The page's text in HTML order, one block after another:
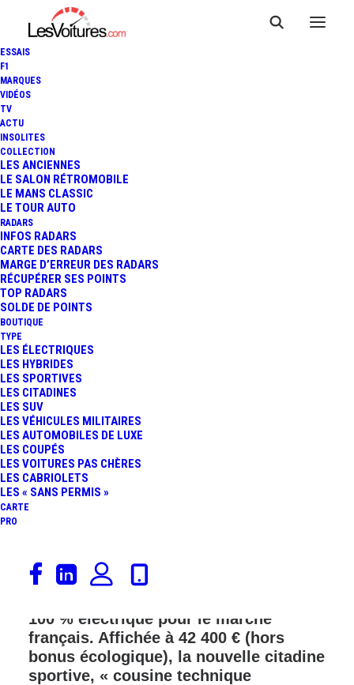
ESSAIS
F1
MARQUES
VIDÉOS
TV
ACTU
INSOLITES
COLLECTION
LES ANCIENNES
LE SALON RÉTROMOBILE
LE MANS CLASSIC
LE TOUR AUTO
RADARS
INFOS RADARS
CARTE DES RADARS
MARGE D’ERREUR DES RADARS
RÉCUPÉRER SES POINTS
TOP RADARS
SOLDE DE POINTS
BOUTIQUE
TYPE
LES ÉLECTRIQUES
LES HYBRIDES
LES SPORTIVES
LES CITADINES
LES SUV
LES VÉHICULES MILITAIRES
LES AUTOMOBILES DE LUXE
LES COUPÉS
LES VOITURES PAS CHÈRES
LES CABRIOLETS
LES « SANS PERMIS »
CARTE
PRO
LINE : 280 CH ÉLECTRIQUES
ET NOUVELLE FINITION
4 Minutes
Lancia étend son offre sur le segment
des voitures électriques en dévoilant
100 % électrique pour le marché
français. Affichée à 42 400 € (hors
bonus écologique), la nouvelle citadine
sportive, « cousine technique